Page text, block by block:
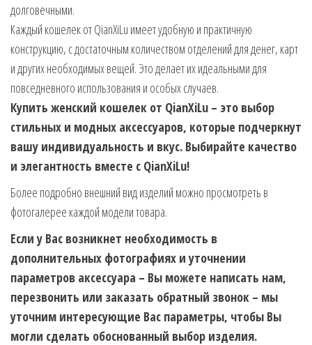
долговечными.
Каждый кошелек от QianXiLu имеет удобную и практичную
конструкцию, с достаточным количеством отделений для денег, карт
и других необходимых вещей. Это делает их идеальными для
повседневного использования и особых случаев.
Купить женский кошелек от QianXiLu – это выбор
стильных и модных аксессуаров, которые подчеркнут
вашу индивидуальность и вкус. Выбирайте качество
и элегантность вместе с QianXiLu!
Более подробно внешний вид изделий можно просмотреть в
фотогалерее каждой модели товара.
Если у Вас возникнет необходимость в
дополнительных фотографиях и уточнении
параметров аксессуара – Вы можете написать нам,
перезвонить или заказать обратный звонок – мы
уточним интересующие Вас параметры, чтобы Вы
могли сделать обоснованный выбор изделия.